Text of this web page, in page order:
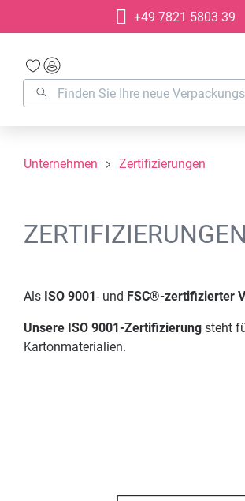
Zur Hauptnavigation springen
+49 7821 5803 39
Unternehmen Zertifizierungen
Als ISO 9001- und FSC®-zertifizierter
Unsere ISO 9001-Zertifizierung steht
Kartonmaterialien.